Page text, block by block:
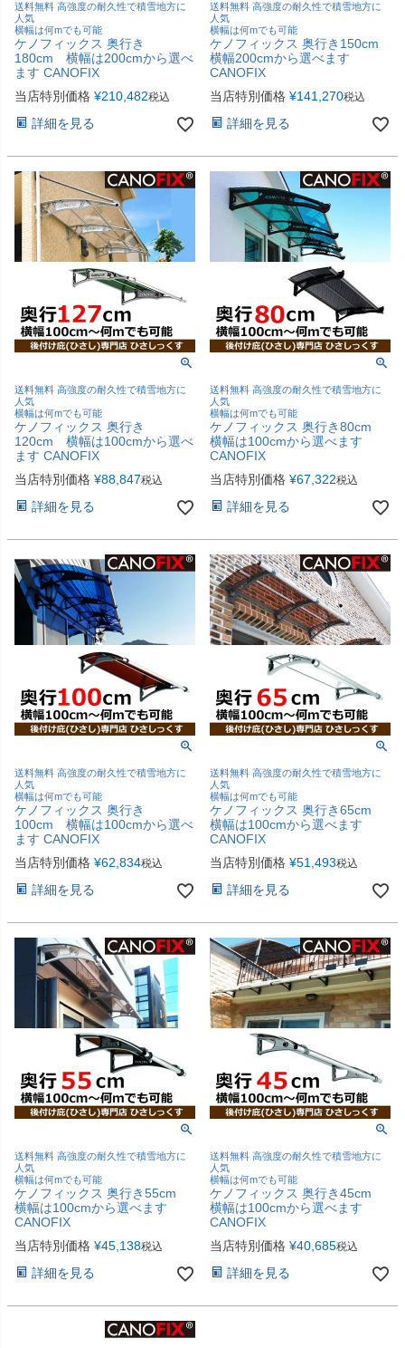
送料無料 高強度の耐久性で積雪地方に
人気
横幅は何mでも可能
ケノフィックス 奥行き
180cm 横幅は200cmから選べ
ます CANOFIX
当店特別価格 ¥210,482税込
詳細を見る
送料無料 高強度の耐久性で積雪地方に
人気
横幅は何mでも可能
ケノフィックス 奥行き150cm
横幅200cmから選べます
CANOFIX
当店特別価格 ¥141,270税込
詳細を見る
送料無料 高強度の耐久性で積雪地方に
人気
横幅は何mでも可能
ケノフィックス 奥行き
120cm 横幅は100cmから選べ
ます CANOFIX
当店特別価格 ¥88,847税込
詳細を見る
送料無料 高強度の耐久性で積雪地方に
人気
横幅は何mでも可能
ケノフィックス 奥行き80cm
横幅は100cmから選べます
CANOFIX
当店特別価格 ¥67,322税込
詳細を見る
送料無料 高強度の耐久性で積雪地方に
人気
横幅は何mでも可能
ケノフィックス 奥行き
100cm 横幅は100cmから選べ
ます CANOFIX
当店特別価格 ¥62,834税込
詳細を見る
送料無料 高強度の耐久性で積雪地方に
人気
横幅は何mでも可能
ケノフィックス 奥行き65cm
横幅は100cmから選べます
CANOFIX
当店特別価格 ¥51,493税込
詳細を見る
送料無料 高強度の耐久性で積雪地方に
人気
横幅は何mでも可能
ケノフィックス 奥行き55cm
横幅は100cmから選べます
CANOFIX
当店特別価格 ¥45,138税込
詳細を見る
送料無料 高強度の耐久性で積雪地方に
人気
横幅は何mでも可能
ケノフィックス 奥行き45cm
横幅は100cmから選べます
CANOFIX
当店特別価格 ¥40,685税込
詳細を見る